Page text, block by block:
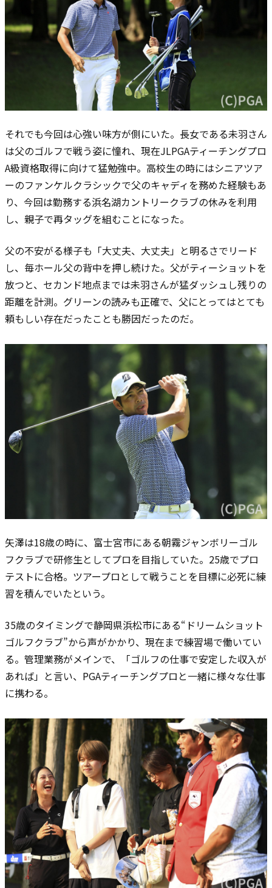
それでも今回は心強い味方が側にいた。長女である未羽さん
は父のゴルフで戦う姿に憧れ、現在JLPGAティーチングプロ
A級資格取得に向けて猛勉強中。高校生の時にはシニアツア
ーのファンケルクラシックで父のキャディを務めた経験もあ
り、今回は勤務する浜名湖カントリークラブの休みを利用
し、親子で再タッグを組むことになった。
父の不安がる様子も「大丈夫、大丈夫」と明るさでリード
し、毎ホール父の背中を押し続けた。父がティーショットを
放つと、セカンド地点までは未羽さんが猛ダッシュし残りの
距離を計測。グリーンの読みも正確で、父にとってはとても
頼もしい存在だったことも勝因だったのだ。
矢澤は18歳の時に、富士宮市にある朝霧ジャンボリーゴル
フクラブで研修生としてプロを目指していた。25歳でプロ
テストに合格。ツアープロとして戦うことを目標に必死に練
習を積んでいたという。
35歳のタイミングで静岡県浜松市にある“ドリームショット
ゴルフクラブ”から声がかかり、現在まで練習場で働いてい
る。管理業務がメインで、「ゴルフの仕事で安定した収入が
あれば」と言い、PGAティーチングプロと一緒に様々な仕事
に携わる。